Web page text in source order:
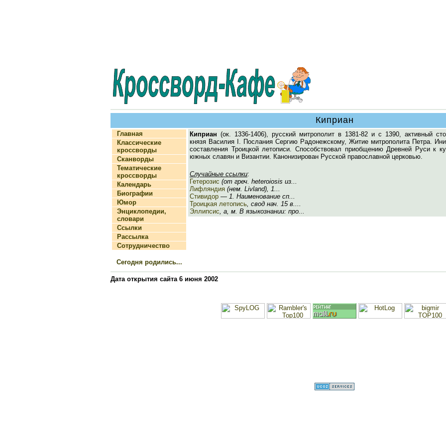
Киприан
Главная
Классические
кроссворды
Сканворды
Тематические
кроссворды
Календарь
Биографии
Юмор
Энциклопедии,
словари
Ссылки
Рассылка
Сотрудничество
Сегодня родились...
Киприан (ок. 1336-1406), русский митрополит в 1381-82 и с 1390, активный
князя Василия I. Послания Сергию Радонежскому, Житие митрополита Петра.
составления Троицкой летописи. Способствовал приобщению Древней Руси к
южных славян и Византии. Канонизирован Русской православной церковью.
Случайные ссылки:
Гетерозис (от греч. heteroiosis из...
Лифляндия (нем. Livland), 1...
Стивидор — 1. Наименование сп...
Троицкая летопись, свод нач. 15 в....
Эллипсис, а, м. В языкознании: про...
Дата открытия сайта 6 июня 2002